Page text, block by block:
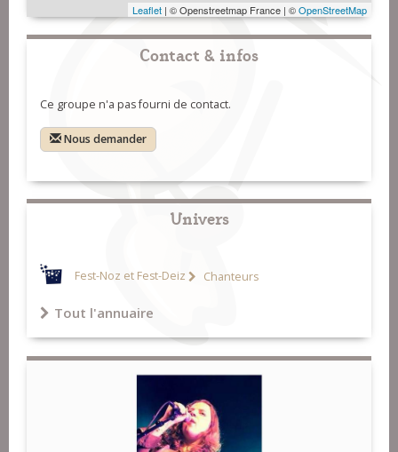
Leaflet | © Openstreetmap France | ©OpenStreetMap
Contact & infos
Ce groupe n'a pas fourni de contact.
Nous demander
Univers
Fest-Noz et Fest-Deiz Chanteurs
Tout l'annuaire